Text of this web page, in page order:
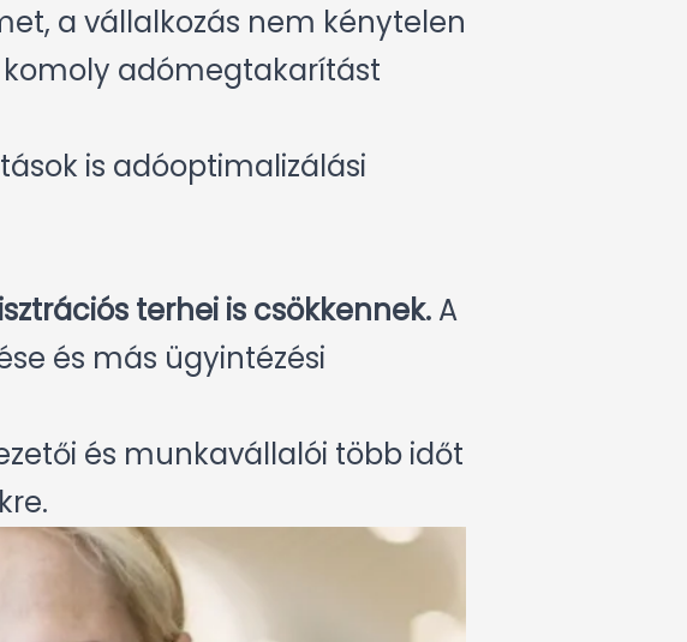
a vállalkozás nem kénytelen
adómegtakarítást
is adóoptimalizálási
terhei is csökkennek.A
és más ügyintézési
és munkavállalói több időt